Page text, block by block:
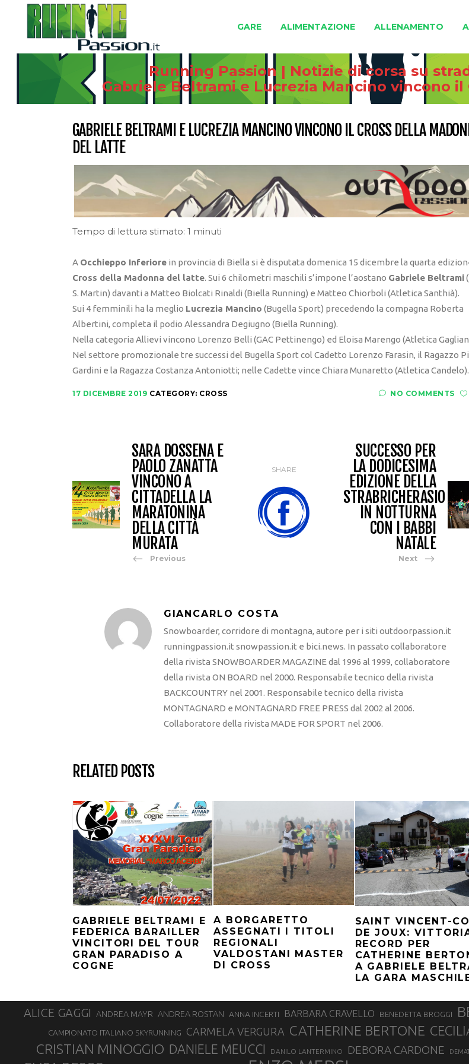
GARE ALIMENTAZIONE ALLENAMENTO
Running Passion | Notizie di corsa su
Gabriele Beltrami e Lucrezia Mancino vincono
GABRIELE BELTRAMI E LUCREZIA MANCINO VINCONO IL CROSS DELLA
DEL LATTE
Tempo di lettura stimato: 1 minuti
A Occhieppo Inferiore in provincia di Biella si è disputata domenica 15 dicembre la quarta
Cross della Madonna del latte. Sui 6 chilometri maschili s’impone l’aostano Gabriele Beltrami
S. Martin) davanti a Matteo Biolcati Rinaldi (Biella Running) e Matteo Chiorboli (Atletica Santhià).
Sui 4 femminili ha la meglio Lucrezia Mancino (Bugella Sport) precedendo la compagna Roberta
Albertini, completa il podio Alessandra Degiugno (Biella Running).
Nella categoria Allievi vincono Lorenzo Belli (GAC Pettinengo) ed Eloisa Marengo (Atletica
Nel settore promozionale tre successi del Bugella Sport col Cadetto Lorenzo Farasin, il Ragazzo
Gardini e la Ragazza Costanza Antoniotti; nelle Cadette vince Chiara Munaretto (Atletica Candelo).
17 DICEMBRE 2019 CATEGORY: CROSS NO COMMENTS
SARA DOSSENA E
PAOLO ZANATTA
VINCONO A
CITTADELLA LA
MARATONINA
DELLA CITTÀ
MURATA
Previous
SHARE
SUCCESSO PER
LA DODICESIMA
EDIZIONE DELLA
STRABRICHERASIO
IN NOTTURNA
CON I BABBI
NATALE
Next
GIANCARLO COSTA
Snowboarder, corridore di montagna, autore per i siti outdoorpassion.it
runningpassion.it snowpassion.it e bici.news. In passato collaboratore
della rivista SNOWBOARDER MAGAZINE dal 1996 al 1999, collaboratore
della rivista ON BOARD nel 2000. Responsabile tecnico della rivista
BACKCOUNTRY nel 2001. Responsabile tecnico della rivista
MONTAGNARD e MONTAGNARD FREE PRESS dal 2002 al 2006.
Collaboratore della rivista MADE FOR SPORT nel 2006.
RELATED POSTS
GABRIELE BELTRAMI E
FEDERICA BARAILLER
VINCITORI DEL TOUR
GRAN PARADISO A
COGNE
A BORGARETTO
ASSEGNATI I TITOLI
REGIONALI
VALDOSTANI MASTER
DI CROSS
SAINT VINCENT-
DE JOUX:
RECORD PER
CATHERINE
A GABRIELE
LA GARA
ALICE GAGGI ANDREA MAYR ANDREA ROSTAN ANNA INCERTI BARBARA CRAVELLO BENEDETTA BROGGI
CAMPIONATO ITALIANO SKYRUNNING CARMELA VERGURA CATHERINE BERTONE
CRISTIAN MINOGGIO DANIELE MEUCCI DANILO LANTERMINO DEBORA CARDONE